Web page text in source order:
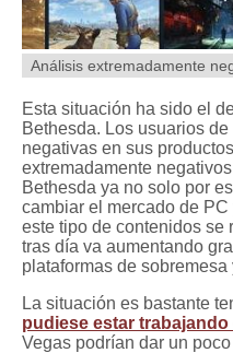
Análisis extremadamente
Esta situación ha sido el
Bethesda. Los usuarios
negativas en sus
extremadamente
Bethesda ya no solo por
cambiar el mercado de
este tipo de contenidos se
tras día va aumentando
plataformas de
La situación es bastante
pudiese estar
Vegas podrían dar un